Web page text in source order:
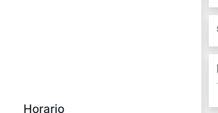
Horario